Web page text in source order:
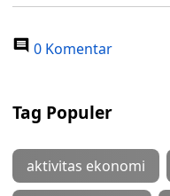
0 Komentar
Tag Populer
aktivitas ekonomi